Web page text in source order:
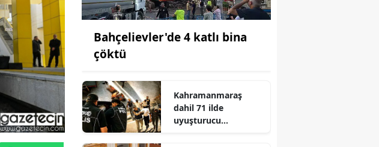
Bahçelievler'de 4 katlı bina
çöktü
Kahramanmaraş
dahil 71 ilde
uyuşturucu